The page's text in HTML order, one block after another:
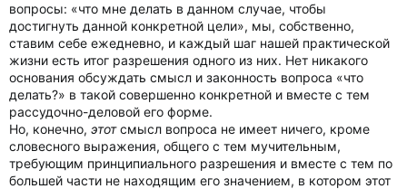
вопросы: «что мне делать в данном случае, чтобы
достигнуть данной конкретной цели», мы, собственно,
ставим себе ежедневно, и каждый шаг нашей практической
жизни есть итог разрешения одного из них. Нет никакого
основания обсуждать смысл и законность вопроса «что
делать?» в такой совершенно конкретной и вместе с тем
рассудочно-деловой его форме.
Но, конечно, этотсмысл вопроса не имеет ничего, кроме
словесного выражения, общего с тем мучительным,
требующим принципиального разрешения и вместе с тем по
большей части не находящим его значением, в котором этот